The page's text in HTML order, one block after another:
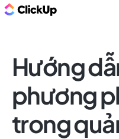
Hướng
phương
trong